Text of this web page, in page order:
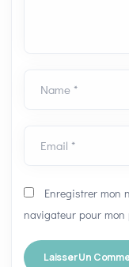
Name *
Email *
Enregistrer mon
navigateur pour